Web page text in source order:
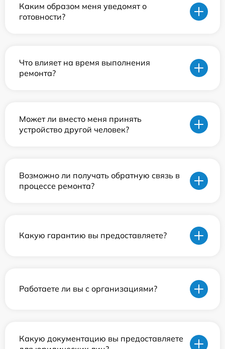
Каким образом меня уведомят о
готовности?
Что влияет на время выполнения
ремонта?
Может ли вместо меня принять
устройство другой человек?
Возможно ли получать обратную связь в
процессе ремонта?
Какую гарантию вы предоставляете?
Работаете ли вы с организациями?
Какую документацию вы предоставляете